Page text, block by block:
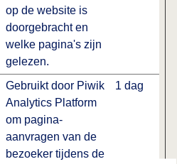
op de website is
doorgebracht en
welke pagina's zijn
gelezen.
Gebruikt door Piwik
Analytics Platform
om pagina-
aanvragen van de
bezoeker tijdens de
1 dag